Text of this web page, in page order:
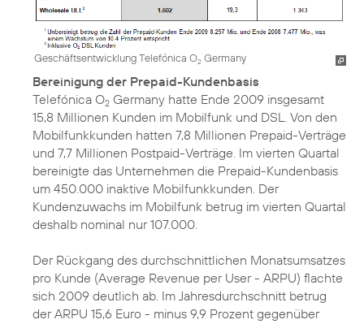
Geschäftsentwicklung Telefónica O2 Germany
Bereinigung der Prepaid-Kundenbasis
Telefónica O2 Germany hatte Ende 2009 insgesamt
15,8 Millionen Kunden im Mobilfunk und DSL. Von den
Mobilfunkkunden hatten 7,8 Millionen Prepaid-Verträge
und 7,7 Millionen Postpaid-Verträge. Im vierten Quartal
bereinigte das Unternehmen die Prepaid-Kundenbasis
um 450.000 inaktive Mobilfunkkunden. Der
Kundenzuwachs im Mobilfunk betrug im vierten Quartal
deshalb nominal nur 107.000.
Der Rückgang des durchschnittlichen Monatsumsatzes
pro Kunde (Average Revenue per User - ARPU) flachte
sich 2009 deutlich ab. Im Jahresdurchschnitt betrug
der ARPU 15,6 Euro - minus 9,9 Prozent gegenüber